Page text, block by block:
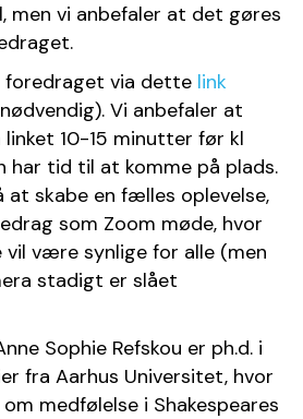
men vi anbefaler at det gøres
foredraget via dette
link
Vi anbefaler at
10-15 minutter før kl
har tid til at komme på plads.
at skabe en fælles oplevelse,
som Zoom møde, hvor
vil være synlige for alle (men
stadigt er slået
Sophie Refskou er ph.d. i
fra Aarhus Universitet, hvor
medfølelse i Shakespeares